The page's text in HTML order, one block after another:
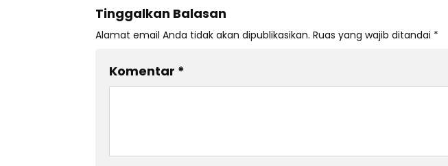
Tinggalkan Balasan
Alamat email Anda tidak akan dipublikasikan. Ruas yang wajib ditandai *
Komentar *